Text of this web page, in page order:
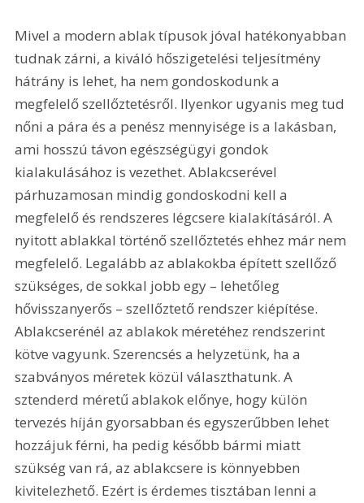
Mivel a modern ablak típusok jóval hatékonyabban
tudnak zárni, a kiváló hőszigetelési teljesítmény
hátrány is lehet, ha nem gondoskodunk a
megfelelő szellőztetésről. Ilyenkor ugyanis meg tud
nőni a pára és a penész mennyisége is a lakásban,
ami hosszú távon egészségügyi gondok
kialakulásához is vezethet. Ablakcserével
párhuzamosan mindig gondoskodni kell a
megfelelő és rendszeres légcsere kialakításáról. A
nyitott ablakkal történő szellőztetés ehhez már nem
megfelelő. Legalább az ablakokba épített szellőző
szükséges, de sokkal jobb egy – lehetőleg
hővisszanyerős – szellőztető rendszer kiépítése.
Ablakcserénél az ablakok méretéhez rendszerint
kötve vagyunk. Szerencsés a helyzetünk, ha a
szabványos méretek közül választhatunk. A
sztenderd méretű ablakok előnye, hogy külön
tervezés híján gyorsabban és egyszerűbben lehet
hozzájuk férni, ha pedig később bármi miatt
szükség van rá, az ablakcsere is könnyebben
kivitelezhető. Ezért is érdemes tisztában lenni a